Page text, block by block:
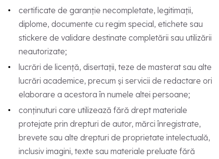
certificate de garanție necompletate, legitimații,
diplome, documente cu regim special, etichete sau
stickere de validare destinate completării sau utilizării
neautorizate;
lucrări de licență, disertații, teze de masterat sau alte
lucrări academice, precum și servicii de redactare ori
elaborare a acestora în numele altei persoane;
conținuturi care utilizează fără drept materiale
protejate prin drepturi de autor, mărci înregistrate,
brevete sau alte drepturi de proprietate intelectuală,
inclusiv imagini, texte sau materiale preluate fără